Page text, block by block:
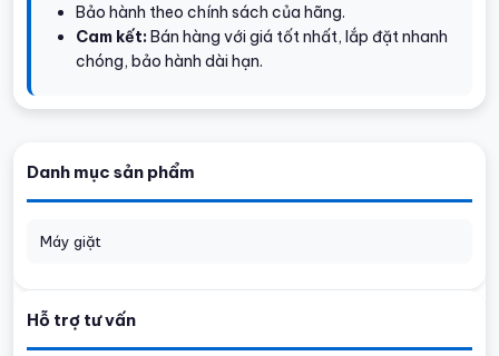
Danh mục sản phẩm
Máy giặt
Hỗ trợ tư vấn
Bảo hành theo chính sách của hãng.
Cam kết:Bán hàng với giá tốt nhất, lắp đặt nhanh
chóng, bảo hành dài hạn.